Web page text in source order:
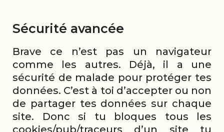
Sécurité avancée
Brave ce n’est pas un navigateur
comme les autres. Déjà, il a une
sécurité de malade pour protéger tes
données. C’est à toi d’accepter ou non
de partager tes données sur chaque
site. Donc si tu bloques tous les